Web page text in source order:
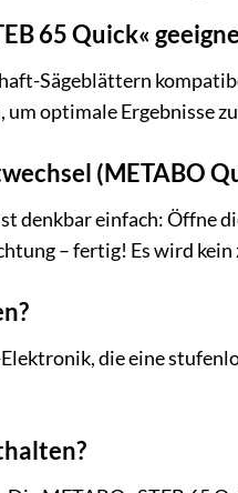
65 Quick«
Sägeblättern
optimale Ergebnisse
(METABO
denkbar einfach: Öffne
– fertig! Es wird
die eine